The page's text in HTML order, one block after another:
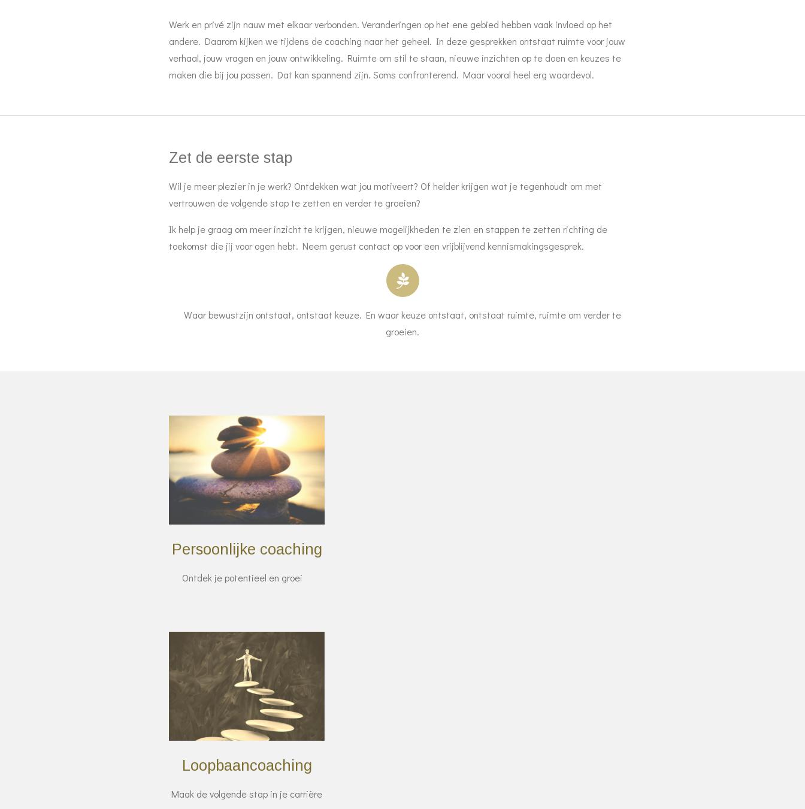
Werk en privé zijn nauw met elkaar verbonden. Veranderingen op het ene gebied hebben vaak invloed op het
andere. Daarom kijken we tijdens de coaching naar het geheel. In deze gesprekken ontstaat ruimte voor jouw
verhaal, jouw vragen en jouw ontwikkeling. Ruimte om stil te staan, nieuwe inzichten op te doen en keuzes te
maken die bij jou passen. Dat kan spannend zijn. Soms confronterend. Maar vooral heel erg waardevol.
Zet de eerste stap
Wil je meer plezier in je werk? Ontdekken wat jou motiveert? Of helder krijgen wat je tegenhoudt om met
vertrouwen de volgende stap te zetten en verder te groeien?
Ik help je graag om meer inzicht te krijgen, nieuwe mogelijkheden te zien en stappen te zetten richting de
toekomst die jij voor ogen hebt. Neem gerust contact op voor een vrijblijvend kennismakingsgesprek.
Waar bewustzijn ontstaat, ontstaat keuze. En waar keuze ontstaat, ontstaat ruimte, ruimte om verder te
groeien.
Persoonlijke coaching
Ontdek je potentieel en groei
Loopbaancoaching
Maak de volgende stap in je carrière